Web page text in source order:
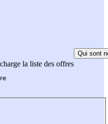
la liste des offres
Qui sont